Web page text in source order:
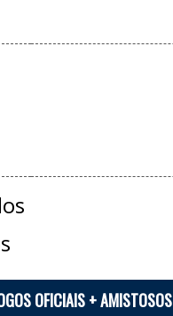
OFICIAIS + AMISTOSOS